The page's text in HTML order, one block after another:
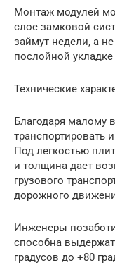
Монтаж модулей
слое замковой
займут недели, а
послойной
Технические
Благодаря малому
транспортировать
Под легкостью
и толщина дает
грузового
дорожного
Инженеры
способна
градусов до +80